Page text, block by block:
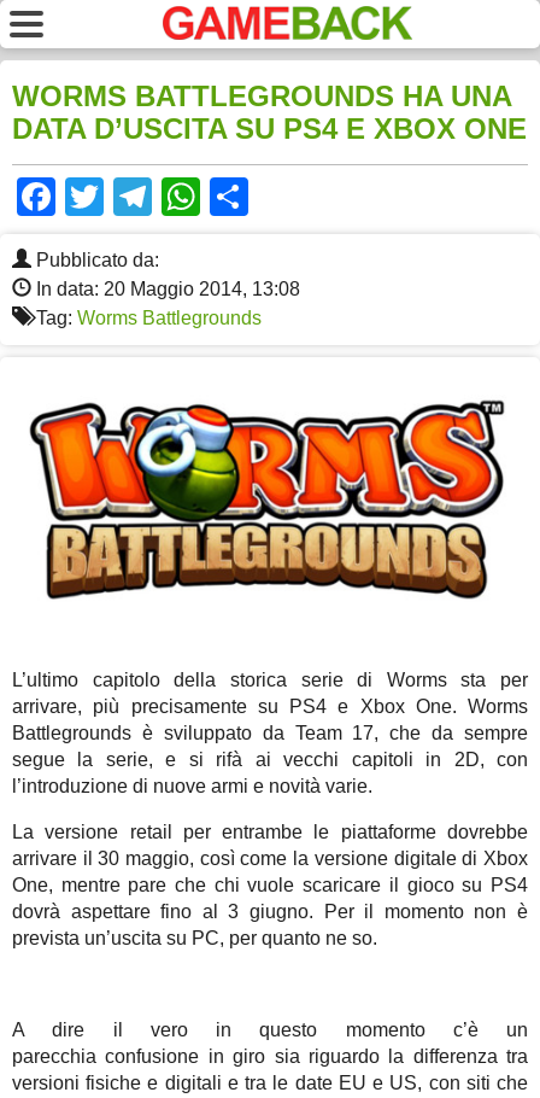
WORMS BATTLEGROUNDS HA UNA
DATA D’USCITA SU PS4 E XBOX ONE
Facebook
TwitterTelegram
WhatsApp
Pubblicato da:
In data: 20 Maggio 2014, 13:08
Tag: Worms Battlegrounds
L’ultimo capitolo della storica serie di Worms sta per
arrivare, più precisamente su PS4 e Xbox One. Worms
Battlegrounds è sviluppato da Team 17, che da sempre
segue la serie, e si rifà ai vecchi capitoli in 2D, con
l’introduzione di nuove armi e novità varie.
La versione retail per entrambe le piattaforme dovrebbe
arrivare il 30 maggio, così come la versione digitale di Xbox
One, mentre pare che chi vuole scaricare il gioco su PS4
dovrà aspettare fino al 3 giugno. Per il momento non è
prevista un’uscita su PC, per quanto ne so.
A dire il vero in questo momento c’è un
parecchia confusione in giro sia riguardo la differenza tra
versioni fisiche e digitali e tra le date EU e US, con siti che